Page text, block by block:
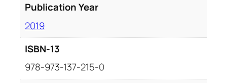
Publication Year
2019
ISBN-13
978-973-137-215-0